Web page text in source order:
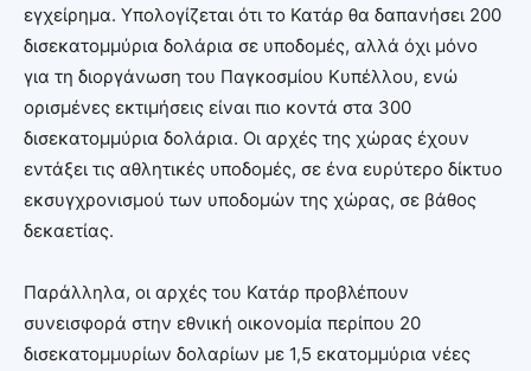
εγχείρημα. Υπολογίζεται ότι το Κατάρ θα δαπανήσει 200
δισεκατομμύρια δολάρια σε υποδομές, αλλά όχι μόνο
για τη διοργάνωση του Παγκοσμίου Κυπέλλου, ενώ
ορισμένες εκτιμήσεις είναι πιο κοντά στα 300
δισεκατομμύρια δολάρια. Οι αρχές της χώρας έχουν
εντάξει τις αθλητικές υποδομές, σε ένα ευρύτερο δίκτυο
εκσυγχρονισμού των υποδομών της χώρας, σε βάθος
δεκαετίας.
Παράλληλα, οι αρχές του Κατάρ προβλέπουν
συνεισφορά στην εθνική οικονομία περίπου 20
δισεκατομμυρίων δολαρίων με 1,5 εκατομμύρια νέες